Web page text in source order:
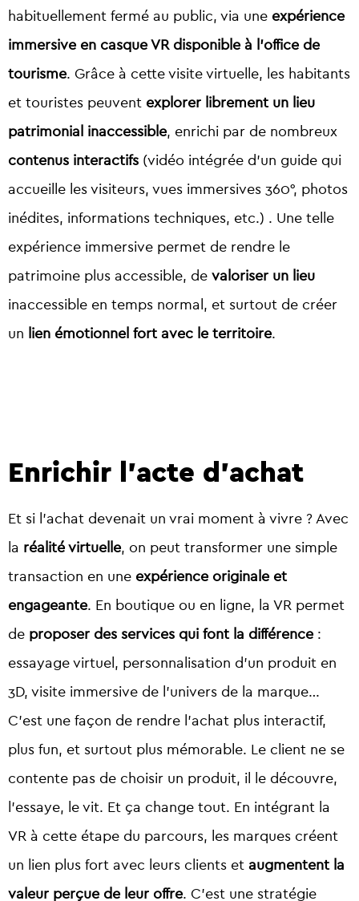
habituellement fermé au public, via une expérience
immersive en casque VR disponible à l’office de
tourisme. Grâce à cette visite virtuelle, les habitants
et touristes peuvent explorer librement un lieu
patrimonial inaccessible, enrichi par de nombreux
contenus interactifs (vidéo intégrée d’un guide qui
accueille les visiteurs, vues immersives 360°, photos
inédites, informations techniques, etc.) . Une telle
expérience immersive permet de rendre le
patrimoine plus accessible, de valoriser un lieu
inaccessible en temps normal, et surtout de créer
un lien émotionnel fort avec le territoire.
Enrichir l’acte d’achat
Et si l’achat devenait un vrai moment à vivre ? Avec
la réalité virtuelle, on peut transformer une simple
transaction en une expérience originale et
engageante. En boutique ou en ligne, la VR permet
de proposer des services qui font la différence :
essayage virtuel, personnalisation d’un produit en
3D, visite immersive de l’univers de la marque…
C’est une façon de rendre l’achat plus interactif,
plus fun, et surtout plus mémorable. Le client ne se
contente pas de choisir un produit, il le découvre,
l’essaye, le vit. Et ça change tout. En intégrant la
VR à cette étape du parcours, les marques créent
un lien plus fort avec leurs clients et augmentent la
valeur perçue de leur offre. C’est une stratégie